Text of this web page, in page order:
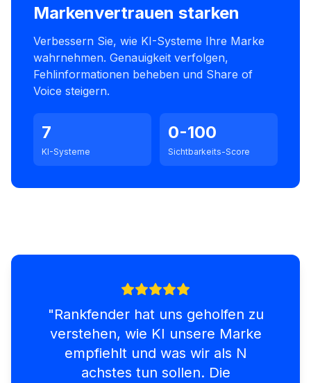
Markenvertrauen starken
Verbessern Sie, wie KI-Systeme Ihre Marke
wahrnehmen. Genauigkeit verfolgen,
Fehlinformationen beheben und Share of
Voice steigern.
7
KI-Systeme
0-100
Sichtbarkeits-Score
"Rankfender hat uns geholfen zu
verstehen, wie KI unsere Marke
empfiehlt und was wir als N
achstes tun sollen. Die